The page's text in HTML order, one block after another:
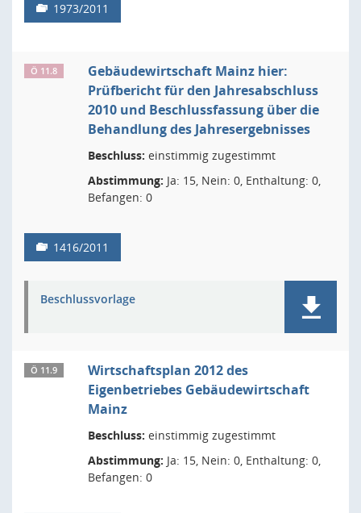
1973/2011
Ö 11.8
Gebäudewirtschaft Mainz hier:
Prüfbericht für den Jahresabschluss
2010 und Beschlussfassung über die
Behandlung des Jahresergebnisses
Beschluss: einstimmig zugestimmt
Abstimmung: Ja: 15, Nein: 0, Enthaltung: 0,
Befangen: 0
1416/2011
Beschlussvorlage
Ö 11.9
Wirtschaftsplan 2012 des
Eigenbetriebes Gebäudewirtschaft
Mainz
Beschluss: einstimmig zugestimmt
Abstimmung: Ja: 15, Nein: 0, Enthaltung: 0,
Befangen: 0